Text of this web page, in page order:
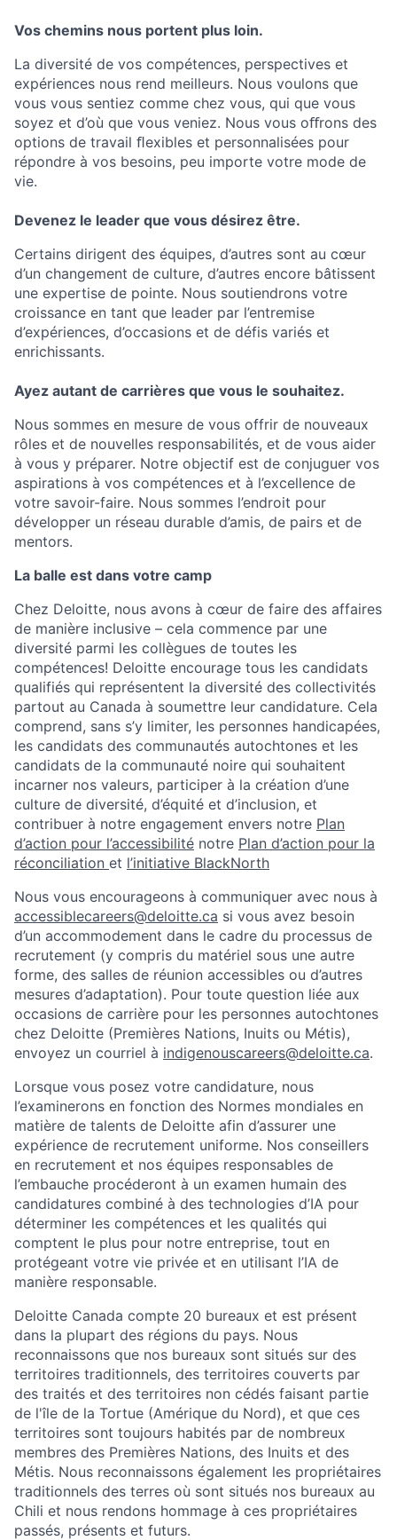
Vos chemins nous portent plus loin.
La diversité de vos compétences, perspectives et
expériences nous rend meilleurs. Nous voulons que
vous vous sentiez comme chez vous, qui que vous
soyez et d’où que vous veniez. Nous vous oﬀrons des
options de travail ﬂexibles et personnalisées pour
répondre à vos besoins, peu importe votre mode de
vie.
Devenez le leader que vous désirez être.
Certains dirigent des équipes, d’autres sont au cœur
d’un changement de culture, d’autres encore bâtissent
une expertise de pointe. Nous soutiendrons votre
croissance en tant que leader par l’entremise
d’expériences, d’occasions et de défis variés et
enrichissants.
Ayez autant de carrières que vous le souhaitez.
Nous sommes en mesure de vous offrir de nouveaux
rôles et de nouvelles responsabilités, et de vous aider
à vous y préparer. Notre objectif est de conjuguer vos
aspirations à vos compétences et à l’excellence de
votre savoir-faire. Nous sommes l’endroit pour
développer un réseau durable d’amis, de pairs et de
mentors.
La balle est dans votre camp
Chez Deloitte, nous avons à cœur de faire des affaires
de manière inclusive – cela commence par une
diversité parmi les collègues de toutes les
compétences! Deloitte encourage tous les candidats
qualifiés qui représentent la diversité des collectivités
partout au Canada à soumettre leur candidature. Cela
comprend, sans s’y limiter, les personnes handicapées,
les candidats des communautés autochtones et les
candidats de la communauté noire qui souhaitent
incarner nos valeurs, participer à la création d’une
culture de diversité, d’équité et d’inclusion, et
contribuer à notre engagement envers notre Plan
d’action pour l’accessibilité notre Plan d’action pour la
réconciliation et l’initiative BlackNorth
Nous vous encourageons à communiquer avec nous à
accessiblecareers@deloitte.ca si vous avez besoin
d’un accommodement dans le cadre du processus de
recrutement (y compris du matériel sous une autre
forme, des salles de réunion accessibles ou d’autres
mesures d’adaptation). Pour toute question liée aux
occasions de carrière pour les personnes autochtones
chez Deloitte (Premières Nations, Inuits ou Métis),
envoyez un courriel à indigenouscareers@deloitte.ca.
Lorsque vous posez votre candidature, nous
l’examinerons en fonction des Normes mondiales en
matière de talents de Deloitte afin d’assurer une
expérience de recrutement uniforme. Nos conseillers
en recrutement et nos équipes responsables de
l’embauche procéderont à un examen humain des
candidatures combiné à des technologies d’IA pour
déterminer les compétences et les qualités qui
comptent le plus pour notre entreprise, tout en
protégeant votre vie privée et en utilisant l’IA de
manière responsable.
Deloitte Canada compte 20 bureaux et est présent
dans la plupart des régions du pays. Nous
reconnaissons que nos bureaux sont situés sur des
territoires traditionnels, des territoires couverts par
des traités et des territoires non cédés faisant partie
de l'île de la Tortue (Amérique du Nord), et que ces
territoires sont toujours habités par de nombreux
membres des Premières Nations, des Inuits et des
Métis. Nous reconnaissons également les propriétaires
traditionnels des terres où sont situés nos bureaux au
Chili et nous rendons hommage à ces propriétaires
passés, présents et futurs.